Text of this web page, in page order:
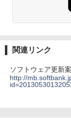
関連リンク
ソフトウェア更新
http://